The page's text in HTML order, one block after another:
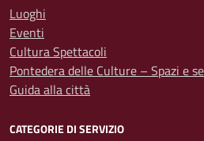
Luoghi
Eventi
Cultura Spettacoli
Pontedera delle Culture – Spazi e
Guida alla città
CATEGORIE DI SERVIZIO